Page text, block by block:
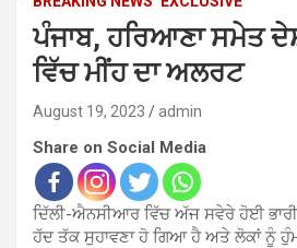
ਪੰਜਾਬ, ਹਰਿਆਣਾ ਸਮੇਤ
ਵਿੱਚ ਮੀਂਹ ਦਾ ਅਲਰਟ
August 19, 2023 admin
Share on Social Media
ਦਿੱਲੀ-ਐਨਸੀਆਰ ਵਿੱਚ ਅੱਜ ਸਵੇਰੇ ਹੋਈ ਭਾਰੀ
ਹੱਦ ਤੱਕ ਸੁਹਾਵਣਾ ਹੋ ਗਿਆ ਹੈ ਅਤੇ ਲੋਕਾਂ ਨੂੰ